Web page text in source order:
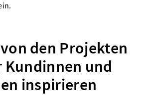
den Projekten
Kundinnen und
inspirieren